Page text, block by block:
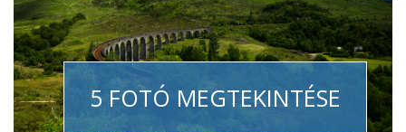
5 FOTÓ MEGTEKINTÉSE